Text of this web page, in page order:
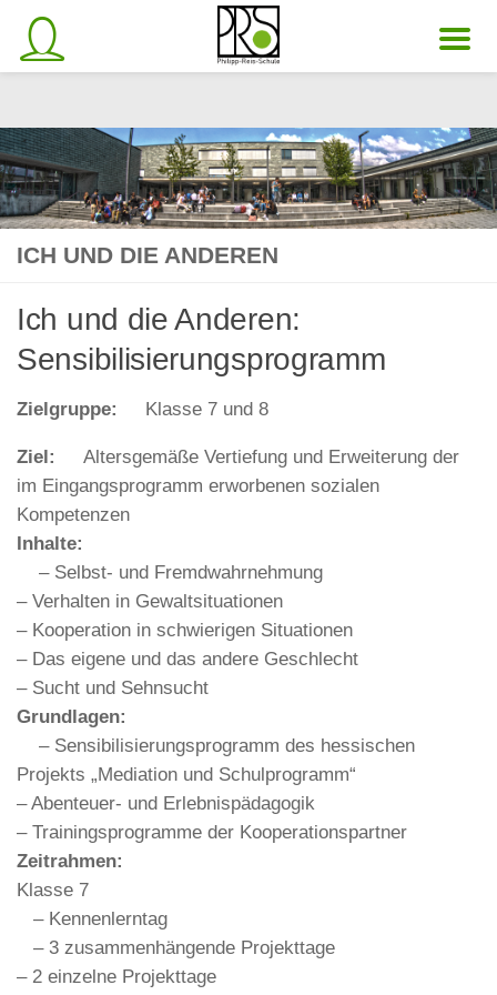
Unter dem Inhalt
ICH UND DIE ANDEREN
Ich und die Anderen:
Sensibilisierungsprogramm
Zielgruppe: Klasse 7 und 8
Ziel: Altersgemäße Vertiefung und Erweiterung der
im Eingangsprogramm erworbenen sozialen
Kompetenzen
Inhalte:
– Selbst- und Fremdwahrnehmung
– Verhalten in Gewaltsituationen
– Kooperation in schwierigen Situationen
– Das eigene und das andere Geschlecht
– Sucht und Sehnsucht
Grundlagen:
– Sensibilisierungsprogramm des hessischen
Projekts „Mediation und Schulprogramm“
– Abenteuer- und Erlebnispädagogik
– Trainingsprogramme der Kooperationspartner
Zeitrahmen:
Klasse 7
– Kennenlerntag
– 3 zusammenhängende Projekttage
– 2 einzelne Projekttage